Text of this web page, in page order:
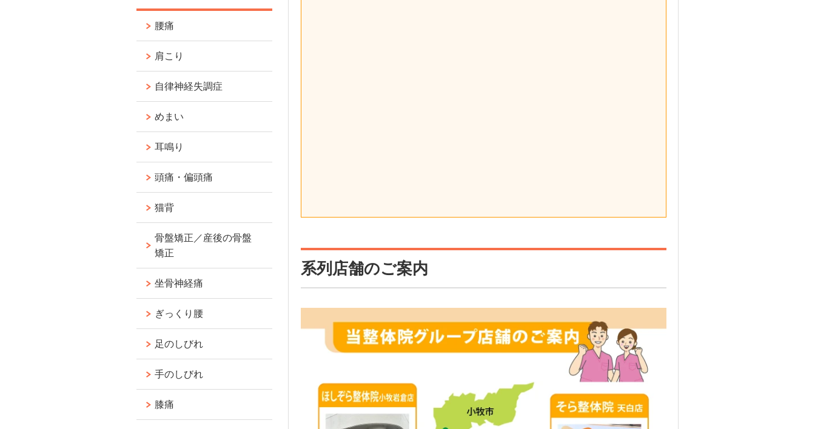
系列店舗のご案内
腰痛
肩こり
自律神経失調症
めまい
耳鳴り
頭痛・偏頭痛
猫背
骨盤矯正／産後の骨盤
矯正
坐骨神経痛
ぎっくり腰
足のしびれ
手のしびれ
膝痛